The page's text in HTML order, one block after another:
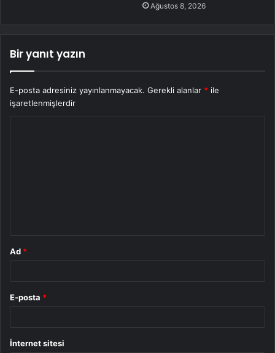
Ağustos 8, 2026
Bir yanıt yazın
E-posta adresiniz yayınlanmayacak. Gerekli alanlar * ile
işaretlenmişlerdir
Ad *
E-posta *
İnternet sitesi